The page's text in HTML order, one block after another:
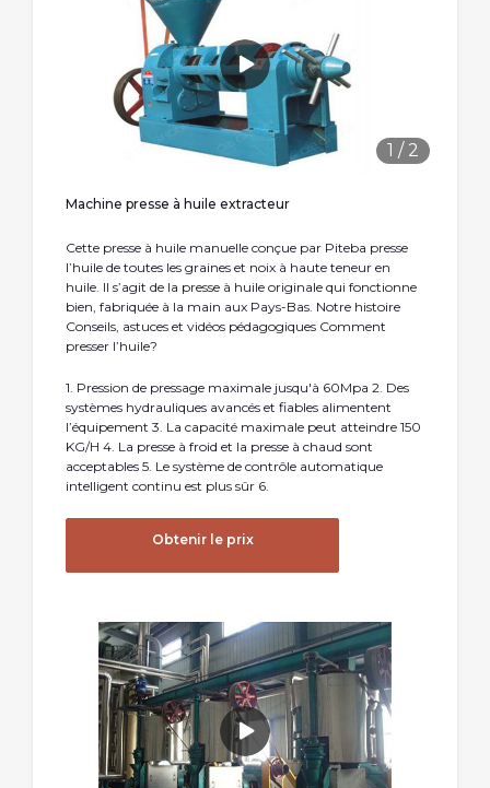
1 / 2
Machine presse à huile extracteur
Cette presse à huile manuelle conçue par Piteba presse
l’huile de toutes les graines et noix à haute teneur en
huile. Il s’agit de la presse à huile originale qui fonctionne
bien, fabriquée à la main aux Pays-Bas. Notre histoire
Conseils, astuces et vidéos pédagogiques Comment
presser l’huile?
1. Pression de pressage maximale jusqu'à 60Mpa 2. Des
systèmes hydrauliques avancés et fiables alimentent
l’équipement 3. La capacité maximale peut atteindre 150
KG/H 4. La presse à froid et la presse à chaud sont
acceptables 5. Le système de contrôle automatique
intelligent continu est plus sûr 6.
Obtenir le prix